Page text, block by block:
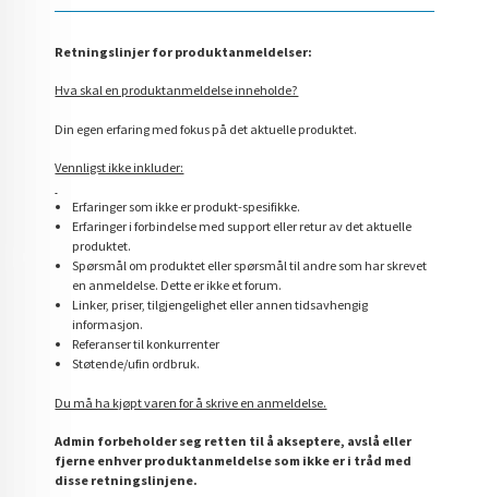
Retningslinjer for produktanmeldelser:
Hva skal en produktanmeldelse inneholde?
Din egen erfaring med fokus på det aktuelle produktet.
Vennligst ikke inkluder:
Erfaringer som ikke er produkt-spesifikke.
Erfaringer i forbindelse med support eller retur av det aktuelle
produktet.
Spørsmål om produktet eller spørsmål til andre som har skrevet
en anmeldelse. Dette er ikke et forum.
Linker, priser, tilgjengelighet eller annen tidsavhengig
informasjon.
Referanser til konkurrenter
Støtende/ufin ordbruk.
Du må ha kjøpt varen for å skrive en anmeldelse.
Admin forbeholder seg retten til å akseptere, avslå eller
fjerne enhver produktanmeldelse som ikke er i tråd med
disse retningslinjene.